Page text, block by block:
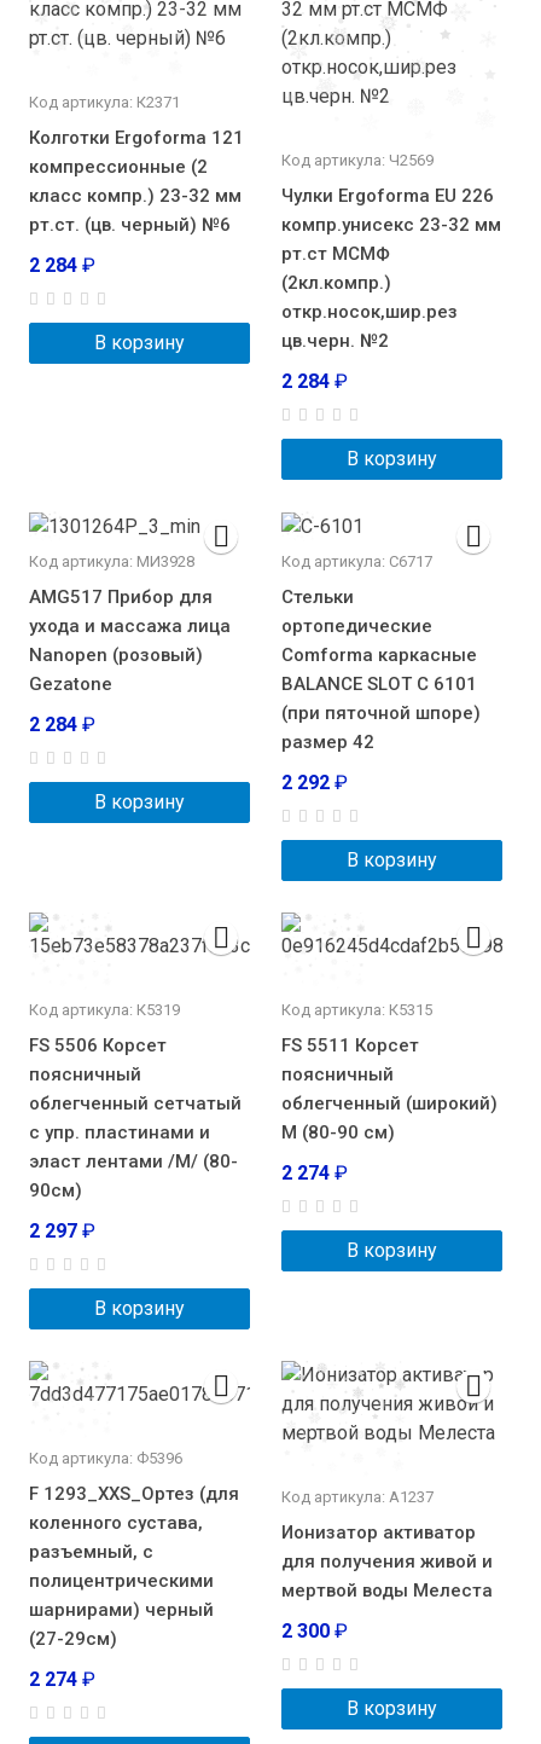
Код артикула: К2371
Колготки Ergoforma 121
компрессионные (2
класс компр.) 23-32 мм
рт.ст. (цв. черный) №6
2 284 ₽
В корзину
Код артикула: Ч2569
Чулки Ergoforma EU 226
компр.унисекс 23-32 мм
рт.ст МСМФ
(2кл.компр.)
откр.носок,шир.рез
цв.черн. №2
2 284 ₽
В корзину
Код артикула: МИ3928
AMG517 Прибор для
ухода и массажа лица
Nanopen (розовый)
Gezatone
2 284 ₽
В корзину
Код артикула: С6717
Стельки
ортопедические
Comforma каркасные
BALANCE SLOT С 6101
(при пяточной шпоре)
размер 42
2 292 ₽
В корзину
Код артикула: К5319
FS 5506 Корсет
поясничный
облегченный сетчатый
с упр. пластинами и
эласт лентами /M/ (80-
90см)
2 297 ₽
В корзину
Код артикула: К5315
FS 5511 Корсет
поясничный
облегченный (широкий)
M (80-90 см)
2 274 ₽
В корзину
Код артикула: Ф5396
F 1293_XXS_Ортез (для
коленного сустава,
разъемный, с
полицентрическими
шарнирами) черный
(27-29см)
2 274 ₽
Код артикула: А1237
Ионизатор активатор
для получения живой и
мертвой воды Мелеста
2 300 ₽
В корзину